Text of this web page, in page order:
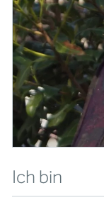
Ich bin